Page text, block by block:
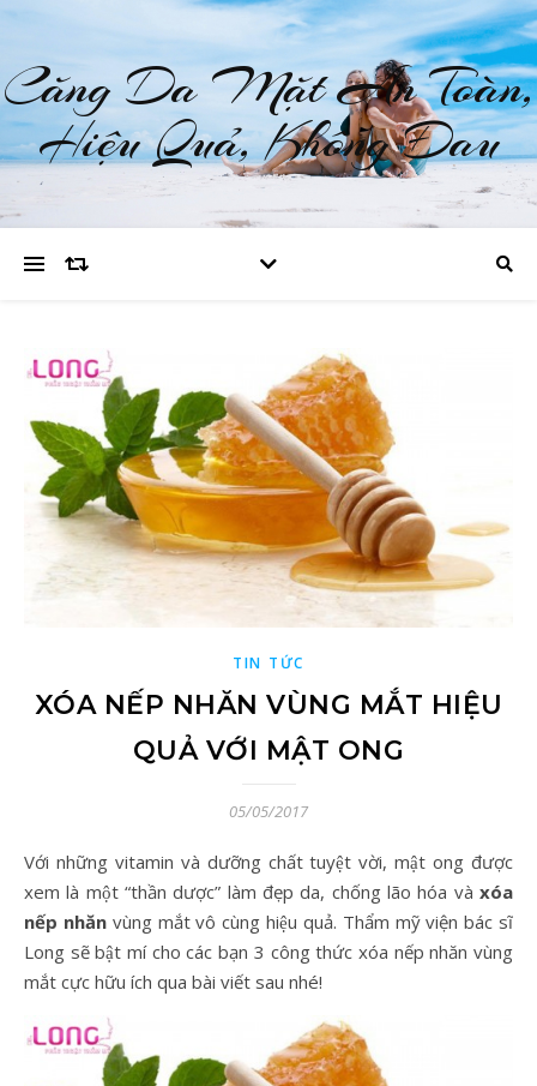
Căng Da Mặt An Toàn,
Hiệu Quả, Không Đau
TIN TỨC
XÓA NẾP NHĂN VÙNG MẮT HIỆU
QUẢ VỚI MẬT ONG
05/05/2017
Với những vitamin và dưỡng chất tuyệt vời, mật ong được
xem là một “thần dược” làm đẹp da, chống lão hóa và xóa
nếp nhănvùng mắt vô cùng hiệu quả. Thẩm mỹ viện bác sĩ
Long sẽ bật mí cho các bạn 3 công thức xóa nếp nhăn vùng
mắt cực hữu ích qua bài viết sau nhé!